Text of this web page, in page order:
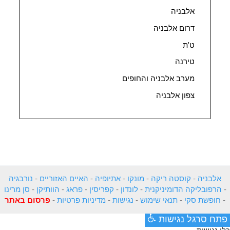
אלבניה
דרום אלבניה
ט'ת
טירנה
מערב אלבניה והחופים
צפון אלבניה
אלבניה - קוסטה ריקה - מונקו - אתיופיה - האיים האזוריים - נורבגיה
- הרפובליקה הדומיניקנית -לונדון - קפריסין -פראג - הוותיקן - סן מרינו
- חופשת סקי - תנאי שימוש - נגישות - מדיניות פרטיות - פרסום באתר
פתח סרגל נגישות